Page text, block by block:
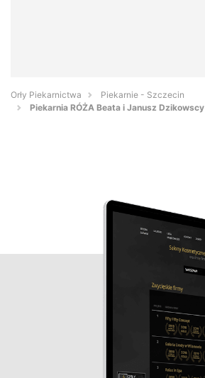
Orły Piekarnictwa
Piekarnie - Szczecin
Piekarnia RÓŻA Beata i Janusz Dzikowscy